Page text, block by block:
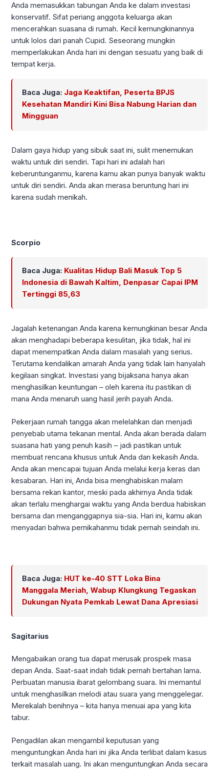
Anda memasukkan tabungan Anda ke dalam investasi
konservatif. Sifat periang anggota keluarga akan
mencerahkan suasana di rumah. Kecil kemungkinannya
untuk lolos dari panah Cupid. Seseorang mungkin
memperlakukan Anda hari ini dengan sesuatu yang baik di
tempat kerja.
Baca Juga: Jaga Keaktifan, Peserta BPJS
Kesehatan Mandiri Kini Bisa Nabung Harian dan
Mingguan
Dalam gaya hidup yang sibuk saat ini, sulit menemukan
waktu untuk diri sendiri. Tapi hari ini adalah hari
keberuntunganmu, karena kamu akan punya banyak waktu
untuk diri sendiri. Anda akan merasa beruntung hari ini
karena sudah menikah.
Scorpio
Baca Juga: Kualitas Hidup Bali Masuk Top 5
Indonesia di Bawah Kaltim, Denpasar Capai IPM
Tertinggi 85,63
Jagalah ketenangan Anda karena kemungkinan besar Anda
akan menghadapi beberapa kesulitan, jika tidak, hal ini
dapat menempatkan Anda dalam masalah yang serius.
Terutama kendalikan amarah Anda yang tidak lain hanyalah
kegilaan singkat. Investasi yang bijaksana hanya akan
menghasilkan keuntungan – oleh karena itu pastikan di
mana Anda menaruh uang hasil jerih payah Anda.
Pekerjaan rumah tangga akan melelahkan dan menjadi
penyebab utama tekanan mental. Anda akan berada dalam
suasana hati yang penuh kasih – jadi pastikan untuk
membuat rencana khusus untuk Anda dan kekasih Anda.
Anda akan mencapai tujuan Anda melalui kerja keras dan
kesabaran. Hari ini, Anda bisa menghabiskan malam
bersama rekan kantor, meski pada akhirnya Anda tidak
akan terlalu menghargai waktu yang Anda berdua habiskan
bersama dan menganggapnya sia-sia. Hari ini, kamu akan
menyadari bahwa pernikahanmu tidak pernah seindah ini.
Baca Juga: HUT ke-40 STT Loka Bina
Manggala Meriah, Wabup Klungkung Tegaskan
Dukungan Nyata Pemkab Lewat Dana Apresiasi
Sagitarius
Mengabaikan orang tua dapat merusak prospek masa
depan Anda. Saat-saat indah tidak pernah bertahan lama.
Perbuatan manusia ibarat gelombang suara. Ini memantul
untuk menghasilkan melodi atau suara yang menggelegar.
Merekalah benihnya – kita hanya menuai apa yang kita
tabur.
Pengadilan akan mengambil keputusan yang
menguntungkan Anda hari ini jika Anda terlibat dalam kasus
terkait masalah uang. Ini akan menguntungkan Anda secara